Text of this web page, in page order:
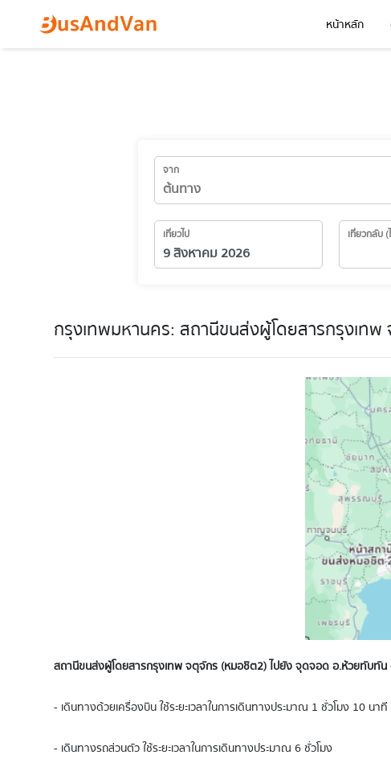
หน้าหลัก
จาก
เที่ยวไป เที่ยวกลับ
กรุงเทพมหานคร: สถานีขนส่งผู้โดยสารกรุงเท
สถานีขนส่งผู้โดยสารกรุงเทพ จตุจักร (หมอชิต2) ไปยัง จุดจอด อ.ห้วยทับทัน
- เดินทางด้วยเครื่องบิน ใช้ระยะเวลาในการเดินทางประมาณ 1 ชั่วโมง 10 นาที
- เดินทางรถส่วนตัว ใช้ระยะเวลาในการเดินทางประมาณ 6 ชั่วโมง